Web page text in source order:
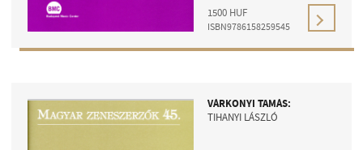
1500 HUF
ISBN9786158259545
VÁRKONYI TAMÁS:
TIHANYI LÁSZLÓ